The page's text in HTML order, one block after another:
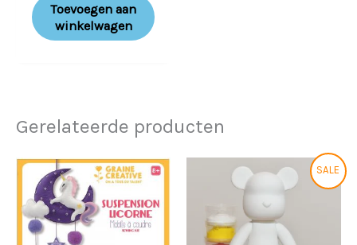
Toevoegen aan
winkelwagen
Gerelateerde producten
SALE
Oorspronkelijke
prijs
was:
€29,95.
Huidige
prijs